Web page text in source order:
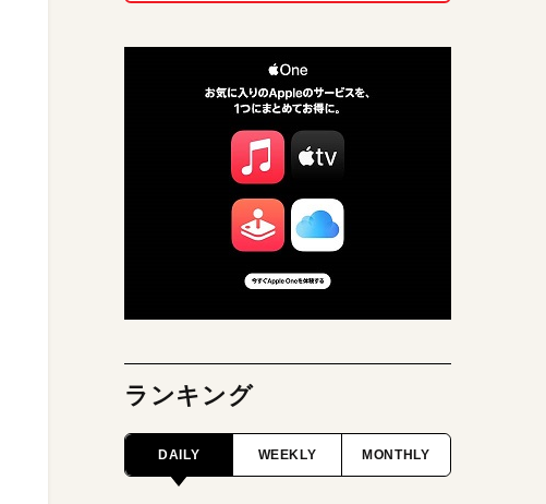
ランキング
DAILY WEEKLY MONTHLY